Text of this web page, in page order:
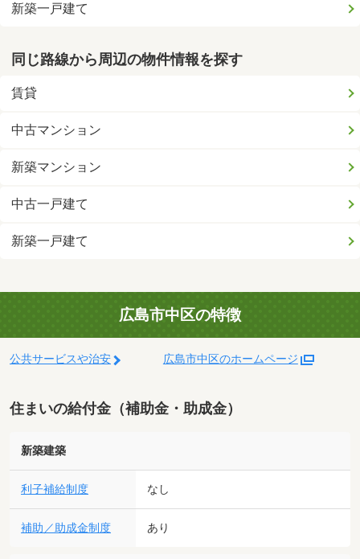
新築一戸建て
同じ路線から周辺の物件情報を探す
賃貸
中古マンション
新築マンション
中古一戸建て
新築一戸建て
広島市中区の特徴
公共サービスや治安 広島市中区のホームページ
住まいの給付金（補助金・助成金）
新築建築
利子補給制度 なし
補助／助成金制度 あり